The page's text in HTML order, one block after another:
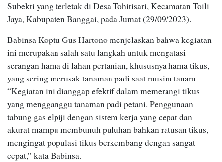
Subekti yang terletak di Desa Tohitisari, Kecamatan Toili
Jaya, Kabupaten Banggai, pada Jumat (29/09/2023).
Babinsa Koptu Gus Hartono menjelaskan bahwa kegiatan
ini merupakan salah satu langkah untuk mengatasi
serangan hama di lahan pertanian, khususnya hama tikus,
yang sering merusak tanaman padi saat musim tanam.
“Kegiatan ini dianggap efektif dalam memerangi tikus
yang mengganggu tanaman padi petani. Penggunaan
tabung gas elpiji dengan sistem kerja yang cepat dan
akurat mampu membunuh puluhan bahkan ratusan tikus,
mengingat populasi tikus berkembang dengan sangat
cepat,” kata Babinsa.